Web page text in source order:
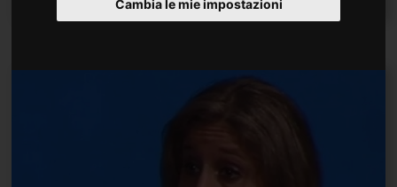
Cambia le mie impostazioni